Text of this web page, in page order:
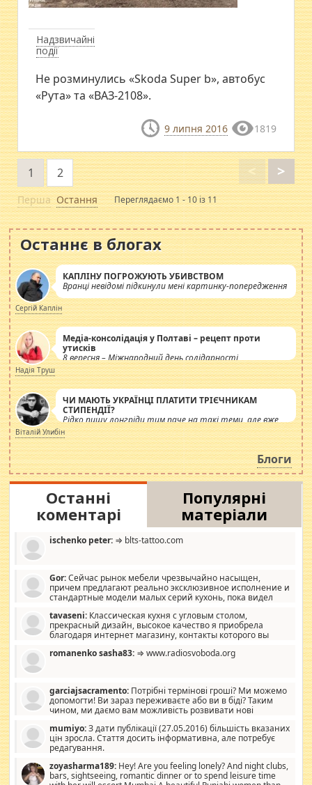
Надзвичайні
події
Не розминулись «Skoda Super b», автобус
«Рута» та «ВАЗ-2108».
9 липня 2016 1819
Перша
<
1 2 >
Остання Переглядаємо 1 - 10 із 11
Останнє в блогах
КАПЛІНУ ПОГРОЖУЮТЬ УБИВСТВОМ
Вранці невідомі підкинули мені картинку-попередження
Сергій Каплін
Медіа-консолідація у Полтаві – рецепт проти
утисків
8 вересня – Міжнародний день солідарності
журналістів.
Надія Труш
ЧИ МАЮТЬ УКРАЇНЦІ ПЛАТИТИ ТРІЄЧНИКАМ
СТИПЕНДІЇ?
Рідко пишу лонгріди тим паче на такі теми, але вже
просто дістало! Обурюють сьогоднішні інсенуації
навколо стипендіального питання. Штучно
роздувається ще одна соціальна катастрофа.
Віталій Улибін
Блоги
Останні
коментарі
Популярні
матеріали
ischenko peter: ⇒ blts-tattoo.com
Gor:Сейчас рынок мебели чрезвычайно насыщен,
причем предлагают реально эксклюзивное исполнение и
стандартные модели малых серий кухонь, пока видел
стандартные формы, в MebelOk, креативненько и что главное -
со вкусом все в порядке, без ненужных наворотов удорожающих
мебель, а это не последний фактор.
tavaseni: Классическая кухня с угловым столом,
прекрасный дизайн, высокое качество я приобрела
благодаря интернет магазину, контакты которого вы
romanenko sasha83: ⇒ www.radiosvoboda.org
garciajsacramento: Потрібні термінові гроші? Ми можемо
допомогти! Ви зараз переживаєте або ви в біді? Таким
чином, ми даємо вам можливість розвивати нові
допомагати людям, які намагаються дати їм шанс. Кожен
заслуговує на другий шанс, і, оскільки влада не зможе, вони
повинні приймати від інших. Для нас нема багато суми, і зрілість
витрат, а тільки узгоджених сум і нічого іншого. Не чекайте і не
коментуйте цей пост. Введіть суму, яку ви хочете подати, і ми
mumiyo:З дати публікації (27.05.2016) більшість вказаних
цін зросла. Стаття досить інформативна, але потребує
редагування.
zoyasharma189: Hey! Are you feeling lonely? And night clubs,
bars, sightseeing, romantic dinner or to spend leisure time